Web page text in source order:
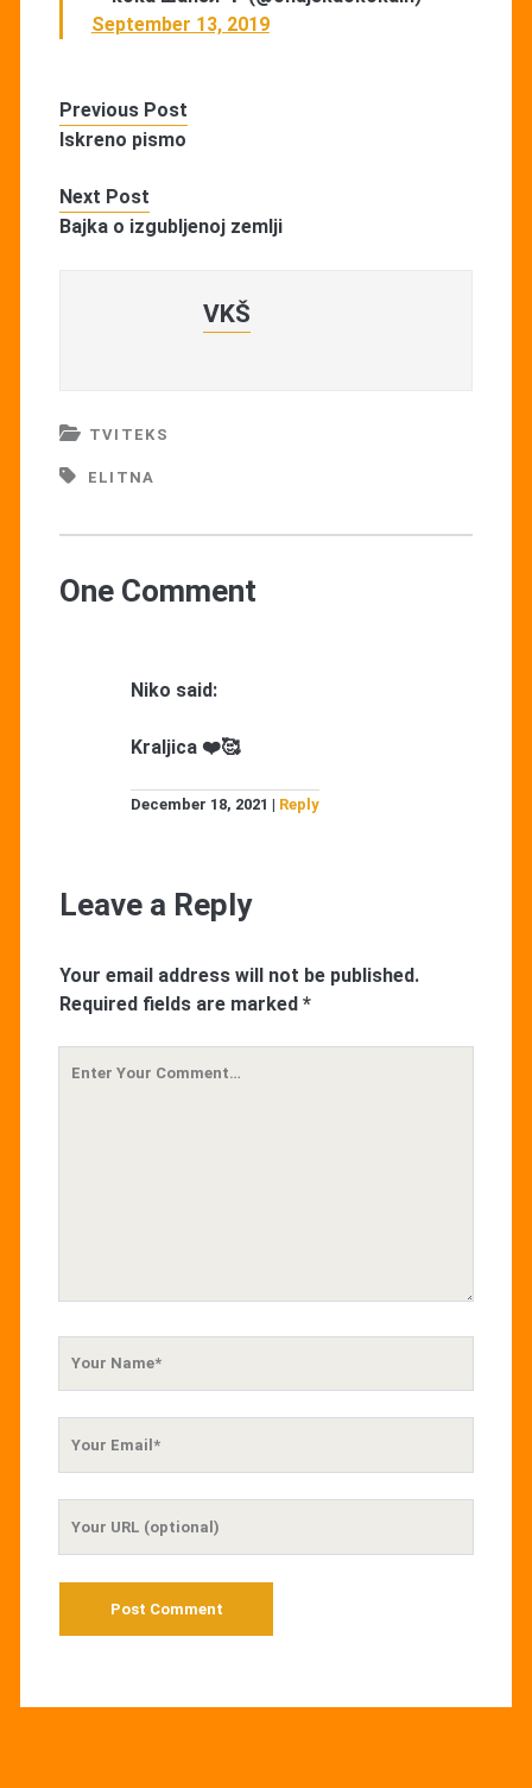
September 13, 2019
Previous Post
Iskreno pismo
Next Post
Bajka o izgubljenoj zemlji
VKŠ
TVITEKS
ELITNA
One Comment
Niko said:
Kraljica ❤️🥰
December 18, 2021 Reply
Leave a Reply
Your email address will not be published.
Required fields are marked *